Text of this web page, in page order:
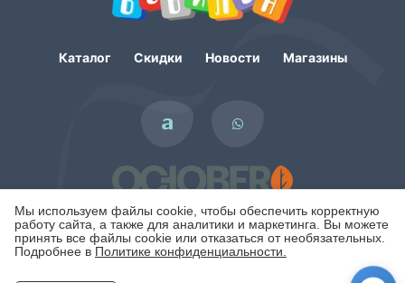
Мы используем файлы cookie, чтобы обеспечить корректную
работу сайта, а также для аналитики и маркетинга. Вы можете
принять все файлы cookie или отказаться от необязательных.
Подробнее в Политике конфиденциальности.
Каталог Скидки Новости Магазины
Политика конфиденциальности